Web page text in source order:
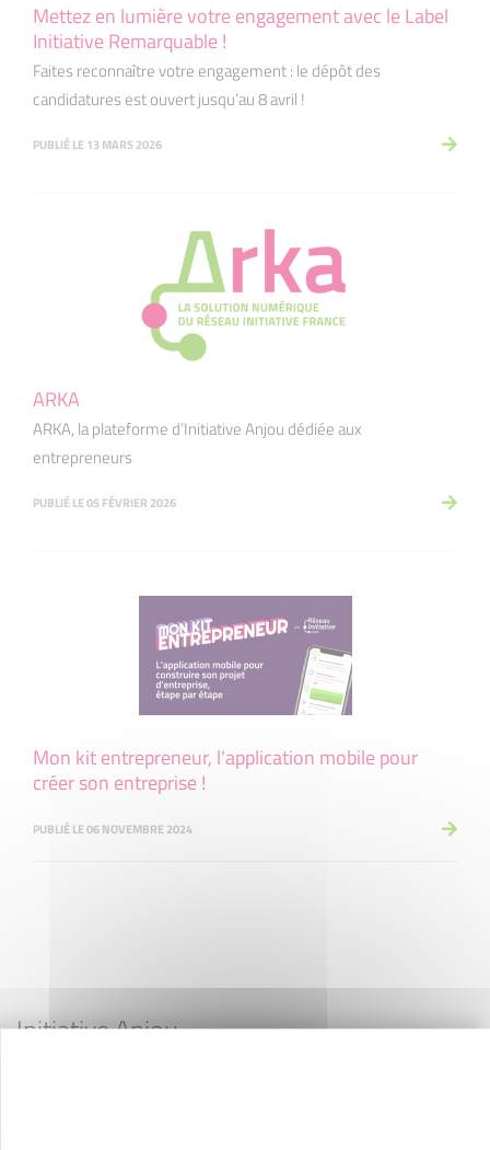
Mettez en lumière votre engagement avec le Label
Initiative Remarquable !
Faites reconnaître votre engagement : le dépôt des
candidatures est ouvert jusqu’au 8 avril !
PUBLIÉ LE 13 MARS 2026
ARKA
ARKA, la plateforme d’Initiative Anjou dédiée aux
entrepreneurs
PUBLIÉ LE 05 FÉVRIER 2026
Mon kit entrepreneur, l'application mobile pour
créer son entreprise !
PUBLIÉ LE 06 NOVEMBRE 2024
Initiative Anjou